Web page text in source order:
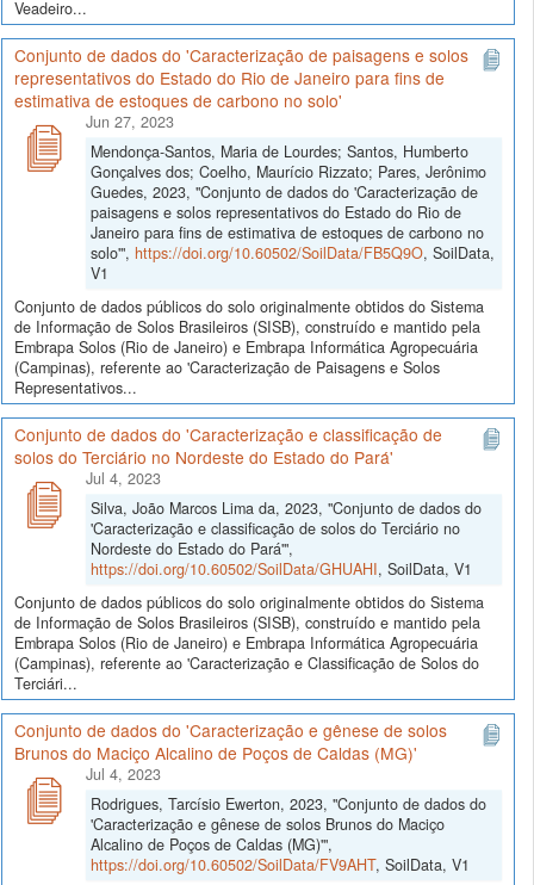
Veadeiro...
Conjunto de dados do 'Caracterização de paisagens e solos
representativos do Estado do Rio de Janeiro para fins de
estimativa de estoques de carbono no solo'
Jun 27, 2023
Mendonça-Santos, Maria de Lourdes; Santos, Humberto
Gonçalves dos; Coelho, Maurício Rizzato; Pares, Jerônimo
Guedes, 2023, "Conjunto de dados do 'Caracterização de
paisagens e solos representativos do Estado do Rio de
Janeiro para fins de estimativa de estoques de carbono no
solo'", https://doi.org/10.60502/SoilData/FB5Q9O, SoilData,
V1
Conjunto de dados públicos do solo originalmente obtidos do Sistema
de Informação de Solos Brasileiros (SISB), construído e mantido pela
Embrapa Solos (Rio de Janeiro) e Embrapa Informática Agropecuária
(Campinas), referente ao 'Caracterização de Paisagens e Solos
Representativos...
Conjunto de dados do 'Caracterização e classificação de
solos do Terciário no Nordeste do Estado do Pará'
Jul 4, 2023
Silva, João Marcos Lima da, 2023, "Conjunto de dados do
'Caracterização e classificação de solos do Terciário no
Nordeste do Estado do Pará'",
https://doi.org/10.60502/SoilData/GHUAHI, SoilData, V1
Conjunto de dados públicos do solo originalmente obtidos do Sistema
de Informação de Solos Brasileiros (SISB), construído e mantido pela
Embrapa Solos (Rio de Janeiro) e Embrapa Informática Agropecuária
(Campinas), referente ao 'Caracterização e Classificação de Solos do
Terciári...
Conjunto de dados do 'Caracterização e gênese de solos
Brunos do Maciço Alcalino de Poços de Caldas (MG)'
Jul 4, 2023
Rodrigues, Tarcísio Ewerton, 2023, "Conjunto de dados do
'Caracterização e gênese de solos Brunos do Maciço
Alcalino de Poços de Caldas (MG)'",
https://doi.org/10.60502/SoilData/FV9AHT, SoilData, V1